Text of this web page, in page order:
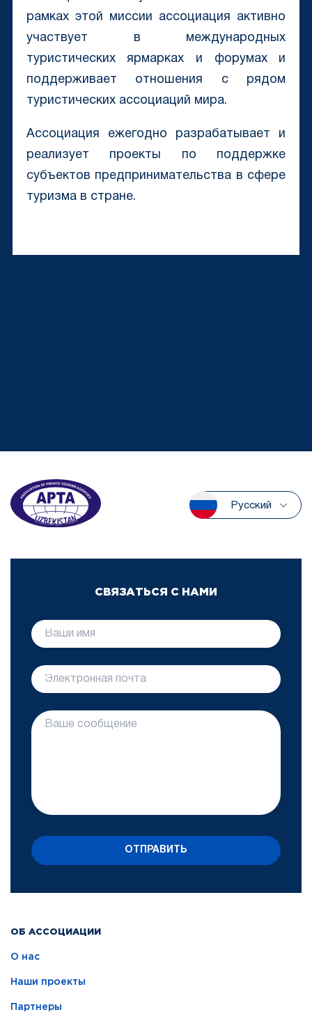
рамках этой миссии ассоциация активно
участвует в международных
туристических ярмарках и форумах и
поддерживает отношения с рядом
туристических ассоциаций мира.
Ассоциация ежегодно разрабатывает и
реализует проекты по поддержке
субъектов предпринимательства в сфере
туризма в стране.
Русский
ОБ АССОЦИАЦИИ
О нас
Наши проекты
Партнеры
СВЯЗАТЬСЯ С НАМИ
ОТПРАВИТЬ